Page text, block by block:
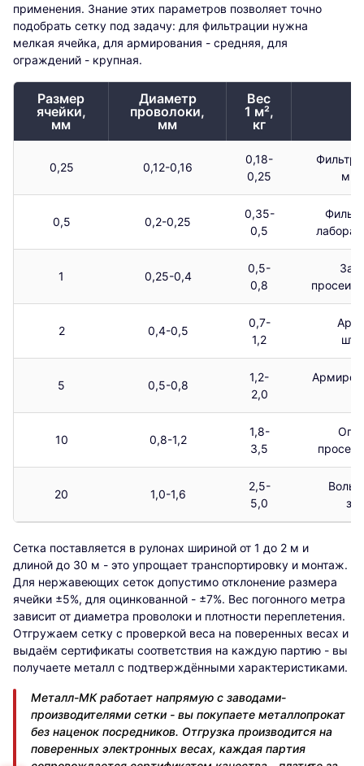
применения. Знание этих параметров позволяет точно
подобрать сетку под задачу: для фильтрации нужна
мелкая ячейка, для армирования - средняя, для
ограждений - крупная.
Размер
ячейки,
мм
Диаметр
проволоки,
мм
Вес
1 м²,
кг
0,25 0,12-0,16
0,18-
0,25
0,5 0,2-0,25
0,35-
0,5
1 0,25-0,4
0,5-
0,8
2 0,4-0,5
0,7-
1,2
5 0,5-0,8
1,2-
2,0
10 0,8-1,2
1,8-
3,5
20 1,0-1,6
2,5-
5,0
Сетка поставляется в рулонах шириной от 1 до 2 м и
длиной до 30 м - это упрощает транспортировку и монтаж.
Для нержавеющих сеток допустимо отклонение размера
ячейки ±5%, для оцинкованной - ±7%. Вес погонного метра
зависит от диаметра проволоки и плотности переплетения.
Отгружаем сетку с проверкой веса на поверенных весах и
выдаём сертификаты соответствия на каждую партию - вы
получаете металл с подтверждёнными характеристиками.
Металл-МК работает напрямую с заводами-
производителями сетки - вы покупаете металлопрокат
без наценок посредников. Отгрузка производится на
поверенных электронных весах, каждая партия